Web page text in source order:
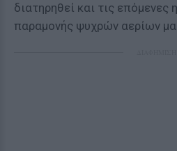
διατηρηθεί και τις επόμενες
παραμονής ψυχρών αερίων